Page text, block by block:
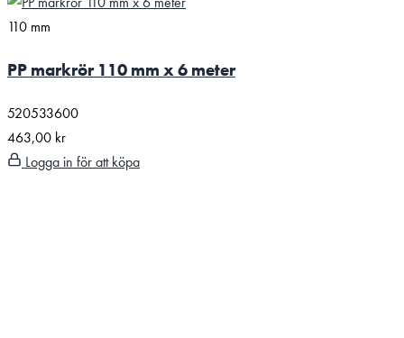
110 mm
PP markrör 110 mm x 6 meter
520533600
463,00 kr
Logga in för att köpa